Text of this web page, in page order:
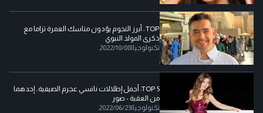
TOP : أبرز النجوم يؤدون مناسك العمرة تزاما مع
ذكرى المولد النبوي
تكنولوجيا|
2022/10/08
TOP 5: أجمل إطلالات نانسي عجرم الصيفية.. إحدهما
من العقبة - صور
تكنولوجيا |
2022/06/23